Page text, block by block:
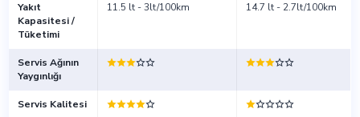
Yakıt
Kapasitesi /
Tüketimi
11.5 lt - 3lt/100km 14.7 lt - 2.7lt/100km
Servis Ağının
Yaygınlığı
Servis Kalitesi